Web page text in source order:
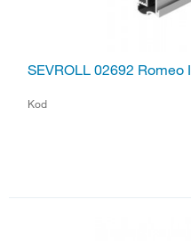
SEVROLL 02692 Romeo
Kod